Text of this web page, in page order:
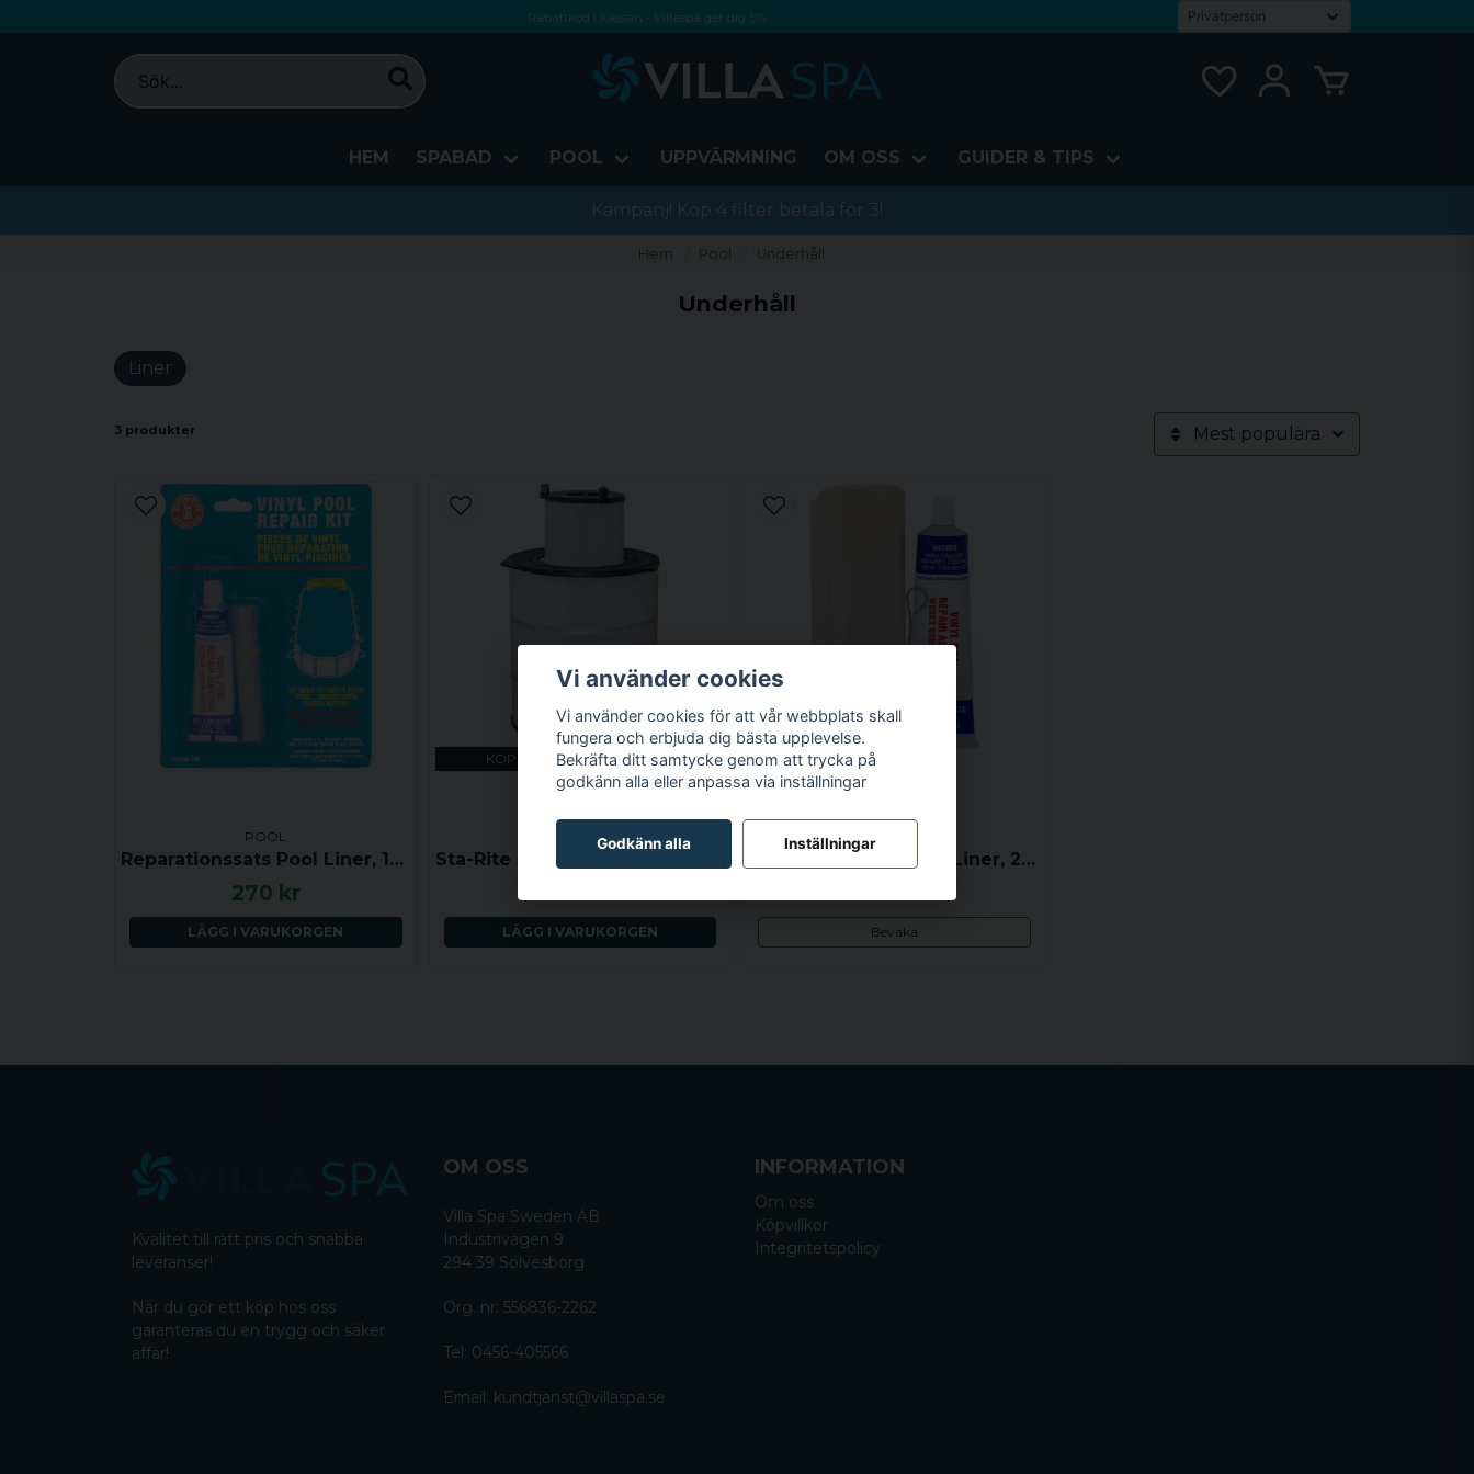
Rabattkod i kassan - Villaspa ger dig 5%
Fri frakt från 1000 kr!
Betala med Swish, faktura eller kontokort
HEM SPABAD POOL UPPVÄRMNING OM OSS GUIDER & TIPS
Kampanj! Köp 4 filter betala för 3!
Hem Pool Underhåll
Underhåll
Liner
3 produkter Mest populära
POOL
Reparationssats Pool Liner, 1oz / 30 ml
270 kr
LÄGG I VARUKORGEN
KÖP MER - BETALA MINDRE
STA-RITE
POOL
LÄGG I VARUKORGEN
Reparationssats Pool Liner, 2 oz / 59 ml
Bevaka
Kvalitet till rätt pris och snabba
leveranser!
När du gör ett köp hos oss
garanteras du en trygg och säker
affär!
OM OSS
Villa Spa Sweden AB
Industrivägen 9
294 39 Sölvesborg
Org. nr: 556836-2262
Tel: 0456-405566
Email: kundtjanst@villaspa.se
INFORMATION
Om oss
Köpvillkor
Integritetspolicy
Vi använder cookies
Vi använder cookies för att vår webbplats skall
fungera och erbjuda dig bästa upplevelse.
Bekräfta ditt samtycke genom att trycka på
godkänn alla eller anpassa via inställningar
Godkänn alla Inställningar